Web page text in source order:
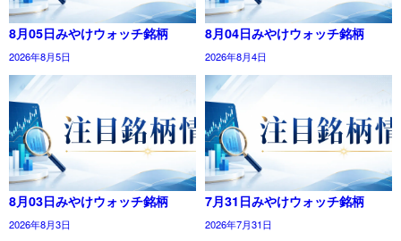
8月05日みやけウォッチ銘柄
2026年8月5日
8月04日みやけウォッチ銘柄
2026年8月4日
8月03日みやけウォッチ銘柄
2026年8月3日
7月31日みやけウォッチ銘柄
2026年7月31日